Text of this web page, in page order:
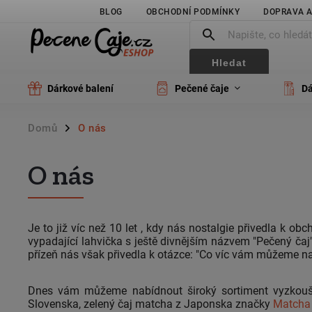
BLOG OBCHODNÍ PODMÍNKY DOPRAVA
Hledat
Dárkové balení Pečené čaje
Domů / O nás
O nás
Je to již víc než 10 let , kdy nás nostalgie přivedla k
vypadající lahvička s ještě divnějším názvem "Pečený
přízeň nás však přivedla k otázce: "Co víc vám můžeme
Dnes vám můžeme nabídnout široký sortiment
Slovenska, zelený čaj matcha z Japonska značky